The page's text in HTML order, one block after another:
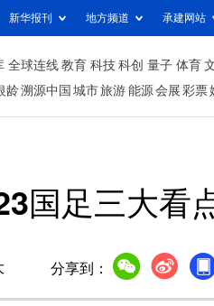
新华报刊 地方频道 承建网站
全球连线 教育 科技 科创 量子 体育
龄溯源中国 城市旅游 能源 会展 彩票
国足三大看
分享到：